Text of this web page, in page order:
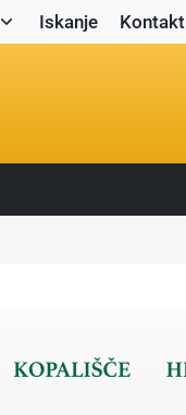
Iskanje Kontakt